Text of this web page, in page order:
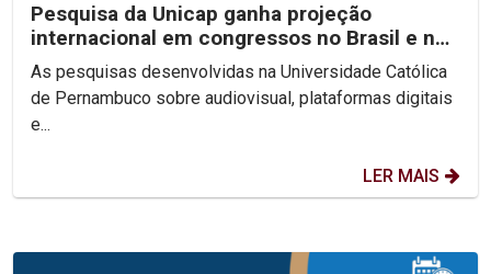
Pesquisa da Unicap ganha projeção
internacional em congressos no Brasil e no
México
As pesquisas desenvolvidas na Universidade Católica
de Pernambuco sobre audiovisual, plataformas digitais
e...
LER MAIS